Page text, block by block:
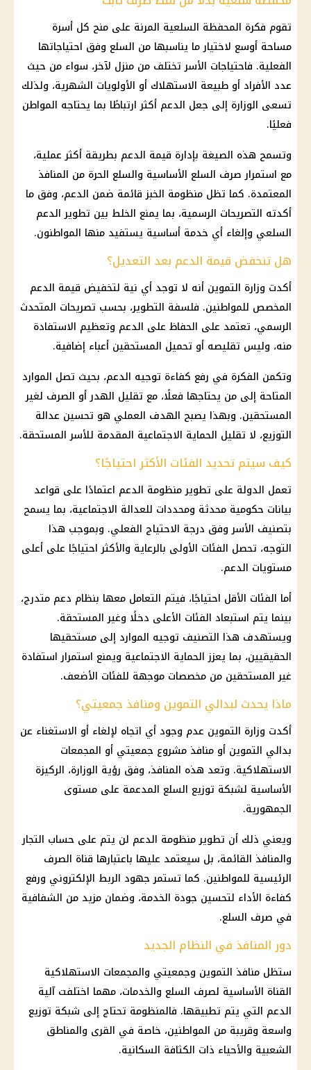
تقوم فكرة المحفظة السلعية المرنة على منح كل أسرة
مساحة أوسع لاختيار ما يناسبها من السلع وفق احتياجاتها
الفعلية. فاحتياجات الأسر تختلف من منزل لآخر، سواء من حيث
عدد الأفراد أو طبيعة الاستهلاك أو الأولويات الشهرية، ولذلك
تسعى الوزارة إلى جعل الدعم أكثر ارتباطًا بما يحتاجه المواطن
فعليًا.
وتسمح هذه الصيغة بإدارة قيمة الدعم بطريقة أكثر عملية،
مع استمرار صرف السلع الأساسية والسلع الحرة من المنافذ
المعتمدة. كما تظل منظومة الخبز قائمة ضمن الدعم، وفق ما
أكدته التصريحات الرسمية، بما يمنع الخلط بين تطوير الدعم
السلعي وإلغاء أي خدمة أساسية يستفيد منها المواطنون.
هل تنخفض قيمة الدعم بعد التعديل؟
أكدت وزارة التموين أنه لا توجد أي نية لتخفيض قيمة الدعم
المخصص للمواطنين. فلسفة التطوير، بحسب تصريحات المتحدث
الرسمي، تعتمد على الحفاظ على الدعم وتعظيم الاستفادة
منه، وليس تقليصه أو تحميل المستحقين أعباء إضافية.
وتكمن الفكرة في رفع كفاءة توجيه الدعم، بحيث تصل الموارد
المتاحة إلى من يحتاجها فعلًا، مع تقليل الهدر أو الصرف لغير
المستحقين. وبهذا يصبح الهدف العملي هو تحسين عدالة
التوزيع، لا تقليل الحماية الاجتماعية المقدمة للأسر المستحقة.
كيف سيتم تحديد الفئات الأكثر احتياجًا؟
تعمل الدولة على تطويرمنظومة الدعم اعتمادًا على قواعد
بيانات حكومية محدثة ومحددات للعدالة الاجتماعية، بما يسمح
بتصنيف الأسر وفق درجة الاحتياج الفعلي. وبموجب هذا
التوجه، تحصل الفئات الأولى بالرعاية والأكثر احتياجًا على أعلى
مستويات الدعم.
أما الفئات الأقل احتياجًا، فيتم التعامل معها بنظام دعم متدرج،
بينما يتم استبعاد الفئات الأعلى دخلًا وغير المستحقة.
ويستهدف هذا التصنيف توجيه الموارد إلى مستحقيها
الحقيقيين، بما يعززالحماية الاجتماعية ويمنع استمرار استفادة
غير المستحقين من مخصصات موجهة للفئات الأضعف.
ماذا يحدث لبدالي التموين ومنافذ جمعيتي؟
أكدت وزارة التموين عدم وجود أي اتجاه لإلغاء أو الاستغناء عن
بدالي التموين أو منافذ مشروع جمعيتي أو المجمعات
الاستهلاكية. وتعد هذه المنافذ، وفق رؤية الوزارة، الركيزة
الأساسية لشبكة توزيع السلع المدعمة على مستوى
الجمهورية.
ويعني ذلك أن تطويرمنظومة الدعم لن يتم على حساب التجار
والمنافذ القائمة، بل سيعتمد عليها باعتبارها قناة الصرف
الرئيسية للمواطنين. كما تستمر جهود الربط الإلكتروني ورفع
كفاءة الأداء لتحسين جودة الخدمة، وضمان مزيد من الشفافية
في صرف السلع.
دور المنافذ في النظام الجديد
ستظل منافذ التموين وجمعيتي والمجمعات الاستهلاكية
القناة الأساسية لصرف السلع والخدمات، مهما اختلفت آلية
الدعم التي يتم تطبيقها. فالمنظومة تحتاج إلى شبكة توزيع
واسعة وقريبة من المواطنين، خاصة في القرى والمناطق
الشعبية والأحياء ذات الكثافة السكانية.